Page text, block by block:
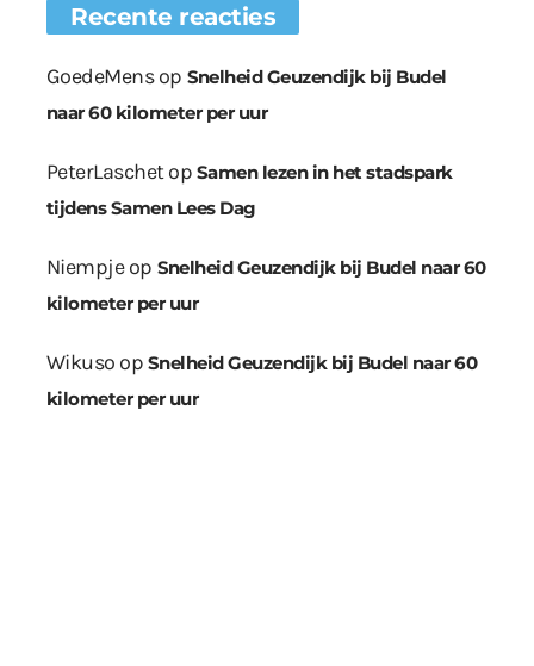
Recente reacties
GoedeMensop Snelheid Geuzendijk bij Budel
naar 60 kilometer per uur
PeterLaschetop Samen lezen in het stadspark
tijdens Samen Lees Dag
Niempjeop Snelheid Geuzendijk bij Budel naar 60
kilometer per uur
Wikuso op Snelheid Geuzendijk bij Budel naar 60
kilometer per uur